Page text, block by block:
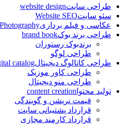
طراحی سایتwebsite design
سئو سایتWebsite SEO
عکاسی و فیلم برداریPhotography
طراحی برند بوکbrand book
برندبوک رستوران
طراحی لوگو
طراحی کاتالوگ دیجیتالcatalog
طراحی کاور موزیک
طراحی منو دیجیتال
تولید محتوا content creation
قیمت نریشن و گویندگی
قرارداد پشتیبانی سایت
قرارداد کارمند مجازی